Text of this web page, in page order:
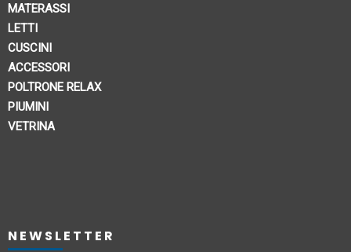
MATERASSI
LETTI
CUSCINI
ACCESSORI
POLTRONE RELAX
PIUMINI
VETRINA
NEWSLETTER